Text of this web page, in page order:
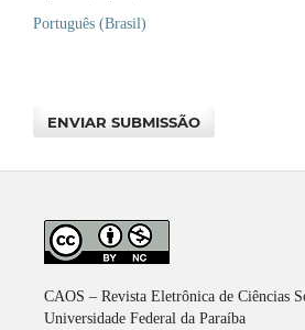
Português (Brasil)
ENVIAR SUBMISSÃO
CAOS – Revista Eletrônica de Ciências
Universidade Federal da Paraíba